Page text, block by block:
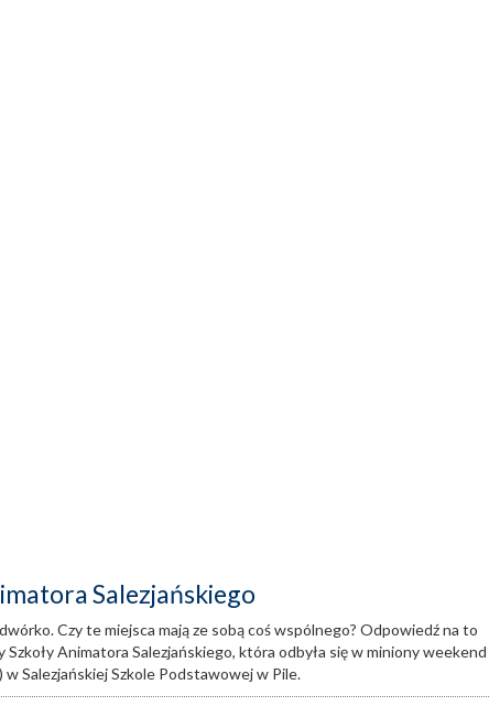
Salezjańskiego
Czy te miejsca mają ze sobą coś wspólnego? Odpowiedź na to
Animatora Salezjańskiego, która odbyła się w miniony weekend
Salezjańskiej Szkole Podstawowej w Pile.